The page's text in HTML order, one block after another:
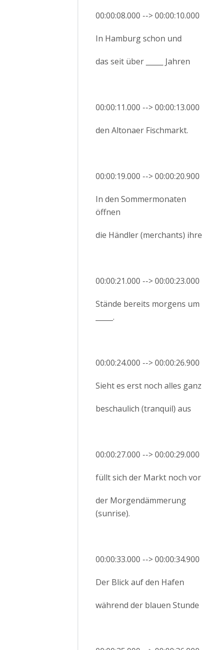
00:00:08.000 --> 00:00:10.000
In Hamburg schon und
das seit über _____ Jahren
00:00:11.000 --> 00:00:13.000
den Altonaer Fischmarkt.
00:00:19.000 --> 00:00:20.900
In den Sommermonaten
öffnen
die Händler (merchants) ihre
00:00:21.000 --> 00:00:23.000
Stände bereits morgens um
_____.
00:00:24.000 --> 00:00:26.900
Sieht es erst noch alles ganz
beschaulich (tranquil) aus
00:00:27.000 --> 00:00:29.000
füllt sich der Markt noch vor
der Morgendämmerung
(sunrise).
00:00:33.000 --> 00:00:34.900
Der Blick auf den Hafen
während der blauen Stunde